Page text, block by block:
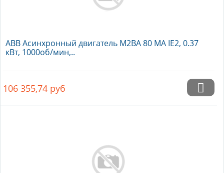
ABB Асинхронный двигатель M2BA 80 MA IE2, 0.37
кВт, 1000об/мин,..
106 355,74 руб